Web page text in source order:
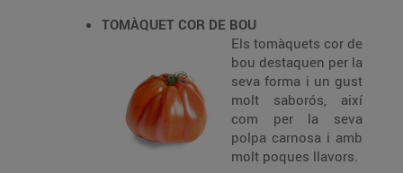
TOMÀQUET COR DE BOU
Els tomàquets cor de
bou destaquen per la
seva forma i un gust
molt saborós, així
com per la seva
polpa carnosa i amb
molt poques llavors.